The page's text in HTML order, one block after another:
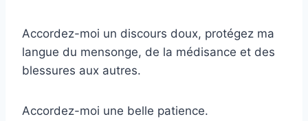
Accordez-moi un discours doux, protégez ma
langue du mensonge, de la médisance et des
blessures aux autres.
Accordez-moi une belle patience.